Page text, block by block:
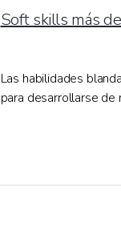
Soft skills más
Las habilidades
para desarrollarse